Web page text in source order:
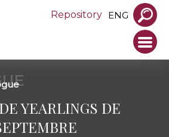
Repository ENG
YEARLINGS DE